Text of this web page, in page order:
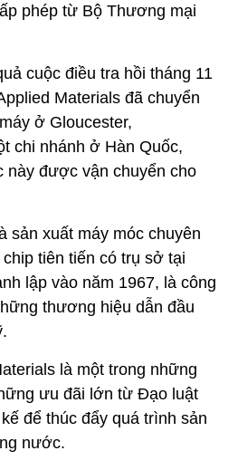
phép từ Bộ Thương mại
cuộc điều tra hồi tháng 11
Materials đã chuyển
ở Gloucester,
chi nhánh ở Hàn Quốc,
này được vận chuyển cho
sản xuất máy móc chuyên
tiên tiến có trụ sở tại
lập vào năm 1967, là công
thương hiệu dẫn đầu
là một trong những
ưu đãi lớn từ Đạo luật
để thúc đẩy quá trình sản
nước.